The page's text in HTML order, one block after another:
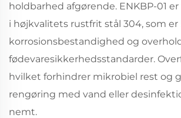
holdbarhed afgørende. ENKBP-01
i højkvalitets rustfrit stål 304, som
korrosionsbestandighed og
fødevaresikkerhedsstandarder.
hvilket forhindrer mikrobiel rest og
rengøring med vand eller
nemt.